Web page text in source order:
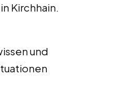
Kirchhain.
und